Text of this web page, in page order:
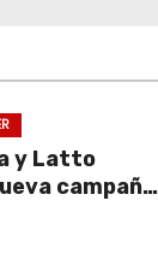
y Latto
campaña